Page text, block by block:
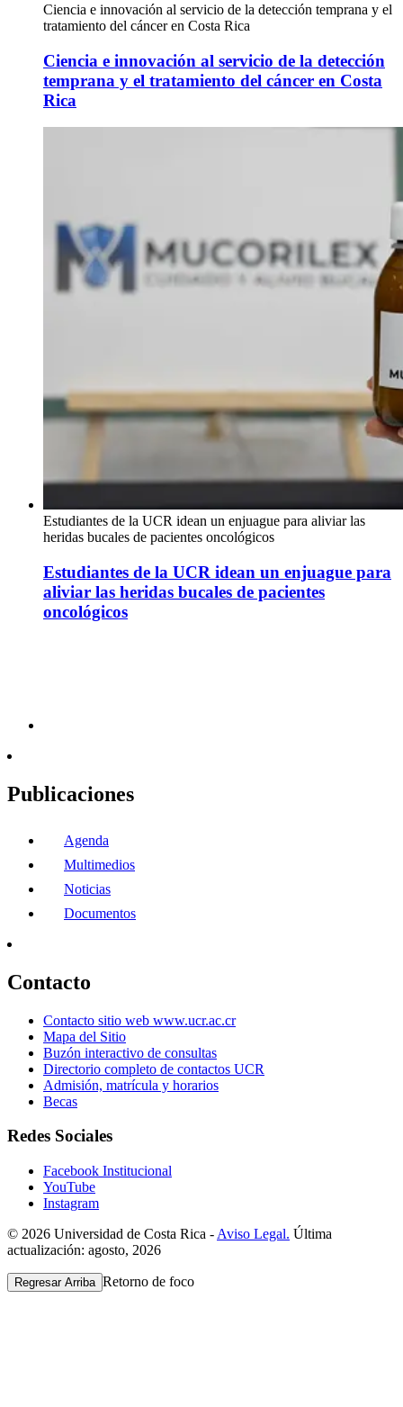
Ciencia e innovación al servicio de la detección temprana y el
tratamiento del cáncer en Costa Rica
Ciencia e innovación al servicio de la detección
temprana y el tratamiento del cáncer en Costa
Rica
Estudiantes de la UCR idean un enjuague para aliviar las
heridas bucales de pacientes oncológicos
Estudiantes de la UCR idean un enjuague para
aliviar las heridas bucales de pacientes
oncológicos
Publicaciones
Agenda
Multimedios
Noticias
Documentos
Contacto
Contacto sitio web www.ucr.ac.cr
Mapa del Sitio
Buzón interactivo de consultas
Directorio completo de contactos UCR
Admisión, matrícula y horarios
Becas
Redes Sociales
Facebook Institucional
YouTube
Instagram
© 2026 Universidad de Costa Rica - Aviso Legal. Última
actualización: agosto, 2026
Regresar Arriba Retorno de foco